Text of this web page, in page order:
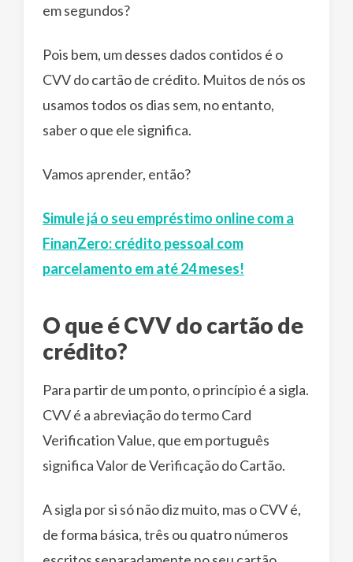
em segundos?
Pois bem, um desses dados contidos é o
CVV do cartão de crédito. Muitos de nós os
usamos todos os dias sem, no entanto,
saber o que ele significa.
Vamos aprender, então?
Simule já o seu empréstimo online com a
FinanZero: crédito pessoal com
parcelamento em até 24 meses!
O que é CVV do cartão de
crédito?
Para partir de um ponto, o princípio é a sigla.
CVV é a abreviação do termo Card
Verification Value, que em português
significa Valor de Verificação do Cartão.
A sigla por si só não diz muito, mas o CVV é,
de forma básica, três ou quatro números